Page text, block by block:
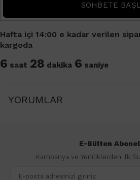
SOHBETE
Hafta içi 14:00 e kadar verilen
kargoda
6 saat 28 dakika 6 saniye
YORUMLAR
E-Bülten
Kampanya ve Yeniliklerden İlk